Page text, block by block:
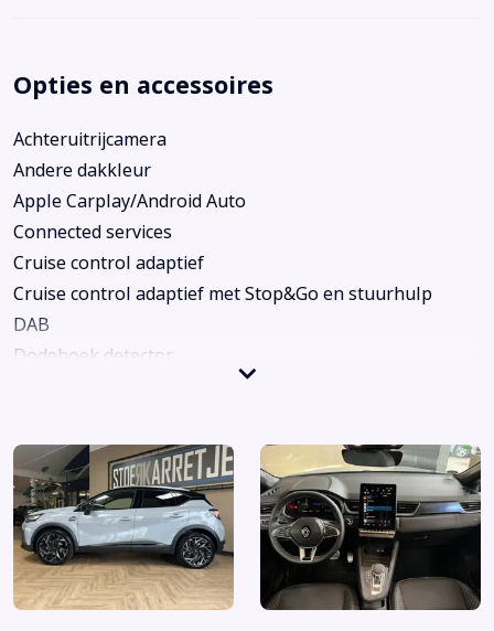
Opties en accessoires
Achteruitrijcamera
Andere dakkleur
Apple Carplay/Android Auto
Connected services
Cruise control adaptief
Cruise control adaptief met Stop&Go en stuurhulp
DAB
Dodehoek detector
Hemelbekleding donker
Keyless entry
Kunstlederen bekleding
LED achterlichten
LED koplampen
Lichtmetalen velgen 19"